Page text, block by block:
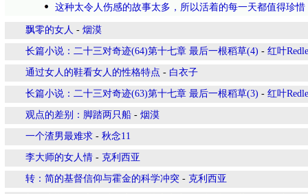
这种太令人伤感的故事太多，所以活着的每一天都值得珍惜
飘零的女人 - 烟漠
长篇小说：二十三对奇迹(64)第十七章 最后一根稻草(4) - 红叶
通过女人的鞋看女人的性格特点 - 白衣子
长篇小说：二十三对奇迹(63)第十七章 最后一根稻草(3) - 红叶
观点的差别：脚踏两只船 - 烟漠
一个渣男最难求 - 秋念11
李大师的女人情 - 克利西亚
转：简的基督信仰与霍金的科学冲突 - 克利西亚